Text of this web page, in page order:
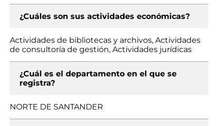
¿Cuáles son sus actividades económicas?
Actividades de bibliotecas y archivos, Actividades
de consultoría de gestión, Actividades jurídicas
¿Cuál es el departamento en el que se
registra?
NORTE DE SANTANDER